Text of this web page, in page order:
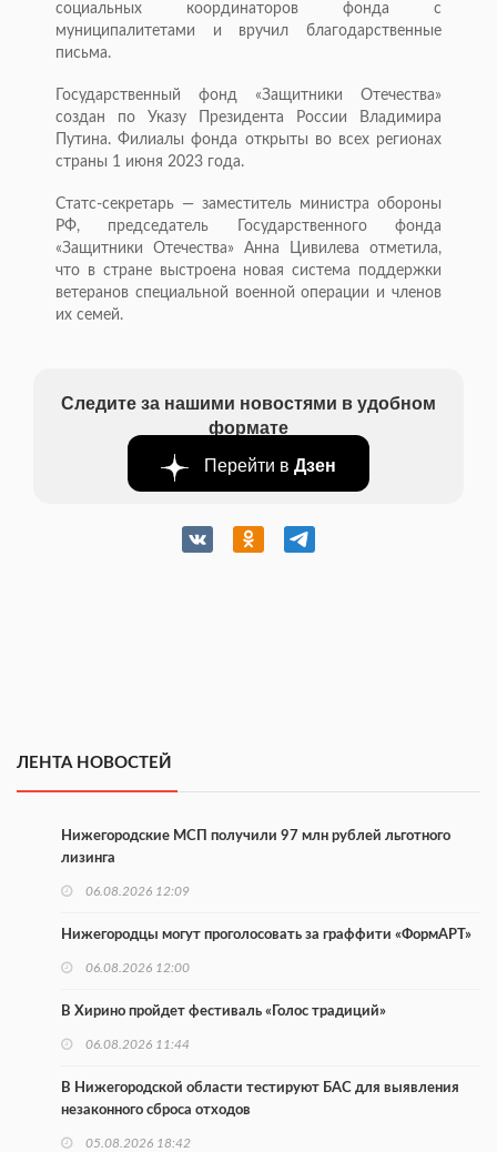
социальных координаторов фонда с
муниципалитетами и вручил благодарственные
письма.
Государственный фонд «Защитники Отечества»
создан по Указу Президента России Владимира
Путина. Филиалы фонда открыты во всех регионах
страны 1 июня 2023 года.
Статс-секретарь — заместитель министра обороны
РФ, председатель Государственного фонда
«Защитники Отечества» Анна Цивилева отметила,
что в стране выстроена новая система поддержки
ветеранов специальной военной операции и членов
их семей.
Следите за нашими новостями в удобном
формате
Перейти в Дзен
ЛЕНТА НОВОСТЕЙ
Нижегородские МСП получили 97 млн рублей льготного
лизинга
06.08.2026 12:09
Нижегородцы могут проголосовать за граффити «ФормАРТ»
06.08.2026 12:00
В Хирино пройдет фестиваль «Голос традиций»
06.08.2026 11:44
В Нижегородской области тестируют БАС для выявления
незаконного сброса отходов
05.08.2026 18:42